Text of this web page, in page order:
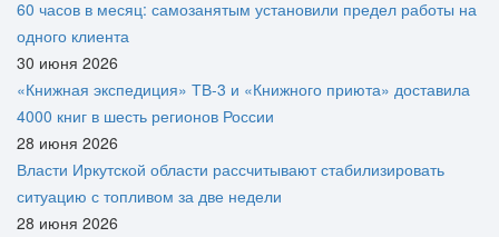
60 часов в месяц: самозанятым установили предел работы на
одного клиента
30 июня 2026
«Книжная экспедиция» ТВ-3 и «Книжного приюта» доставила
4000 книг в шесть регионов России
28 июня 2026
Власти Иркутской области рассчитывают стабилизировать
ситуацию с топливом за две недели
28 июня 2026